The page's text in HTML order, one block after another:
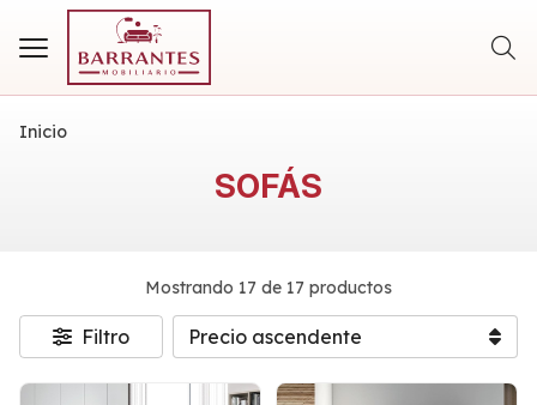
Inicio
SOFÁS
Mostrando 17 de 17 productos
Filtro